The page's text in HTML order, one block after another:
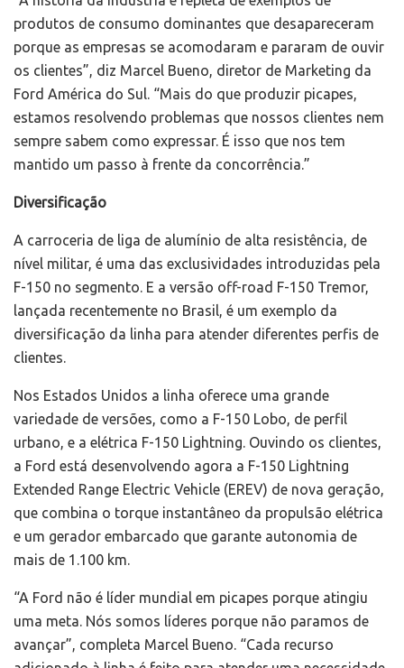
produtos de consumo dominantes que desapareceram
porque as empresas se acomodaram e pararam de ouvir
os clientes”, diz Marcel Bueno, diretor de Marketing da
Ford América do Sul. “Mais do que produzir picapes,
estamos resolvendo problemas que nossos clientes nem
sempre sabem como expressar. É isso que nos tem
mantido um passo à frente da concorrência.”
Diversificação
A carroceria de liga de alumínio de alta resistência, de
nível militar, é uma das exclusividades introduzidas pela
F-150 no segmento. E a versão off-road F-150 Tremor,
lançada recentemente no Brasil, é um exemplo da
diversificação da linha para atender diferentes perfis de
clientes.
Nos Estados Unidos a linha oferece uma grande
variedade de versões, como a F-150 Lobo, de perfil
urbano, e a elétrica F-150 Lightning. Ouvindo os clientes,
a Ford está desenvolvendo agora a F-150 Lightning
Extended Range Electric Vehicle (EREV) de nova geração,
que combina o torque instantâneo da propulsão elétrica
e um gerador embarcado que garante autonomia de
mais de 1.100 km.
“A Ford não é líder mundial em picapes porque atingiu
uma meta. Nós somos líderes porque não paramos de
avançar”, completa Marcel Bueno. “Cada recurso